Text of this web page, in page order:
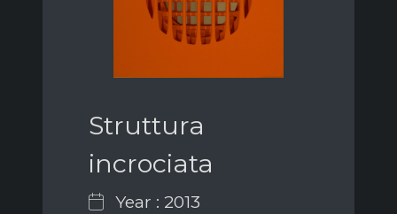
Struttura
incrociata
Year : 2013